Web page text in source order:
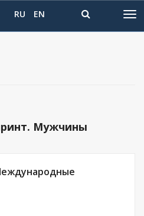
RU EN
Мужчины